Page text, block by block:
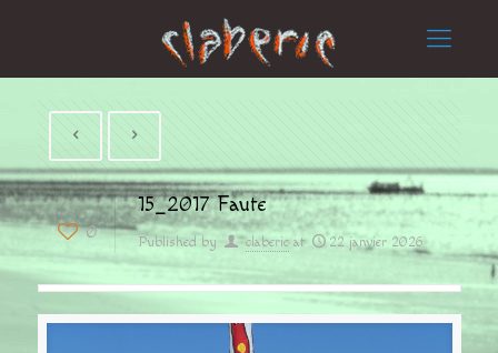
0
15_2017 Faute
Published by claberic at 22 janvier 2026